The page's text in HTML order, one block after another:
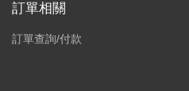
訂單相關
訂單查詢/付款